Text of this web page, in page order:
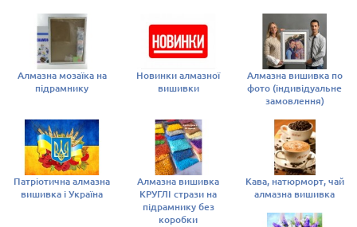
Алмазна мозаїка на
підрамнику
Новинки алмазної
вишивки
Алмазна вишивка по
фото (індивідуальне
замовлення)
Патріотична алмазна
вишивка і Україна
Алмазна вишивка
КРУГЛІ стрази на
підрамнику без
коробки
Кава, натюрморт, чай
алмазна вишивка